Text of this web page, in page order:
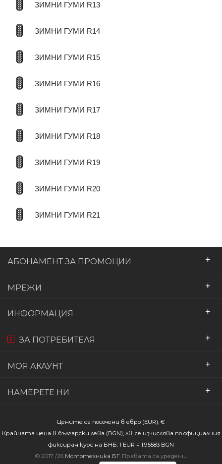
ЗИМНИ ГУМИ R13
ЗИМНИ ГУМИ R14
ЗИМНИ ГУМИ R15
ЗИМНИ ГУМИ R16
ЗИМНИ ГУМИ R17
ЗИМНИ ГУМИ R18
ЗИМНИ ГУМИ R19
ЗИМНИ ГУМИ R20
ЗИМНИ ГУМИ R21
АБОНАМЕНТ ЗА ПРОМОЦИИ +
МРЕЖИ +
ИНФОРМАЦИЯ +
ЗА ПОТРЕБИТЕЛЯ +
МОЯ АКАУНТ +
НАМЕРЕТЕ НИ +
Цените са посочени в евро (EUR), €
Крайната цена в български лева (BGN), лв. се изчислява по официалния
фиксиран курс на БНБ: 1 EUR = 1.95583 BGN
© 2017 /26 Мототехника БГ. Правата са уредени.